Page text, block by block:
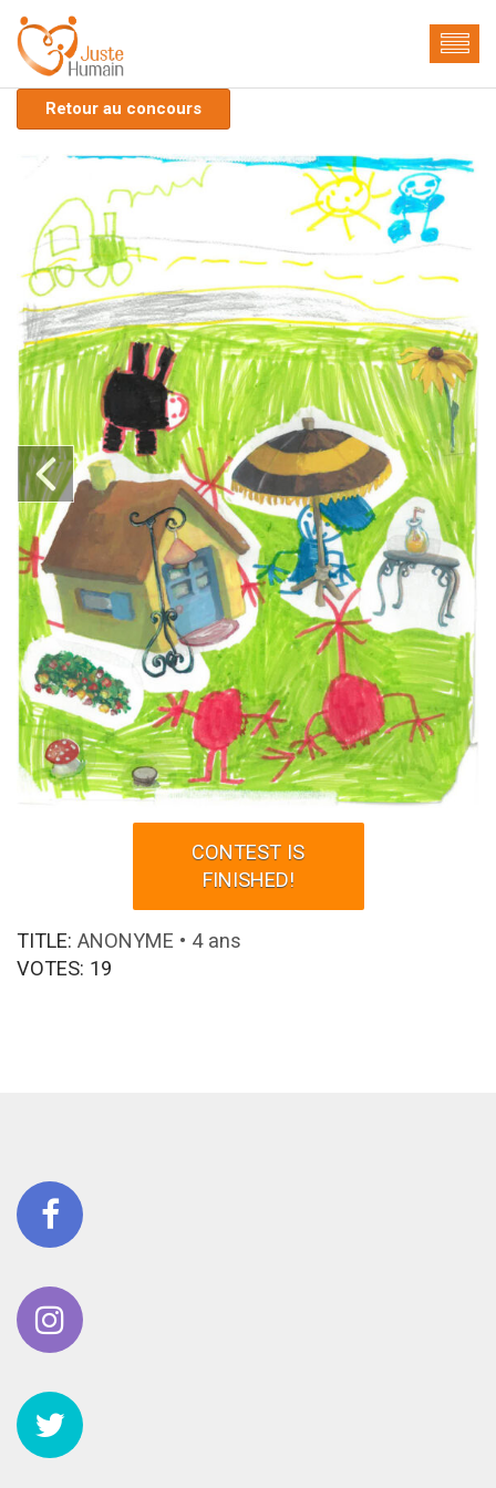
Retour au concours
CONTEST IS
FINISHED!
TITLE: ANONYME • 4 ans
VOTES: 19